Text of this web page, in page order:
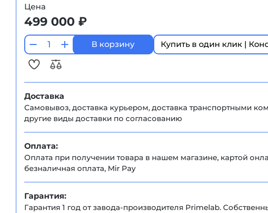
Цена
499 000 ₽
В корзину Купить в один клик |
Доставка
Самовывоз, доставка курьером, доставка транспортными
другие виды доставки по согласованию
Оплата:
Оплата при получении товара в нашем магазине, картой
безналичная оплата, Mir Pay
Гарантия:
Гарантия 1 год от завода-производителя Primelab.